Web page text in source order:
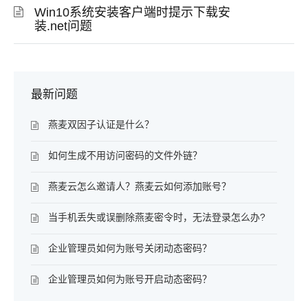
Win10系统安装客户端时提示下载安
装.net问题
最新问题
燕麦双因子认证是什么？
如何生成不用访问密码的文件外链？
燕麦云怎么邀请人？燕麦云如何添加账号？
当手机丢失或误删除燕麦密令时，无法登录怎么办?
企业管理员如何为账号关闭动态密码？
企业管理员如何为账号开启动态密码？